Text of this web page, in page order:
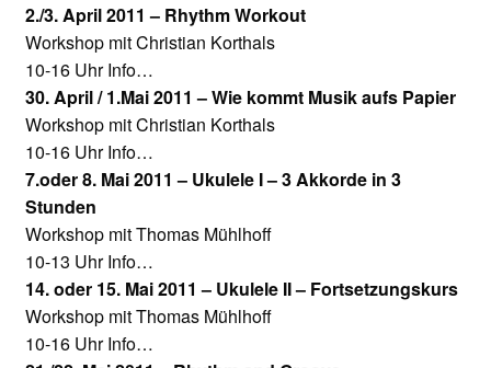
Test Seite
UNTERRICHT
Unterrichtsbedingungen (AGBs)
WORKSHOP
ÜBER UNS
NEWS BLOG
2./3. April 2011 – Rhythm Workout
Workshop mit Christian Korthals
10-16 Uhr Info…
30. April / 1.Mai 2011 – Wie kommt Musik aufs Papier
Workshop mit Christian Korthals
10-16 Uhr Info…
7.oder 8. Mai 2011 – Ukulele I – 3 Akkorde in 3
Stunden
Workshop mit Thomas Mühlhoff
10-13 Uhr Info…
14. oder 15. Mai 2011 – Ukulele II – Fortsetzungskurs
Workshop mit Thomas Mühlhoff
10-16 Uhr Info…